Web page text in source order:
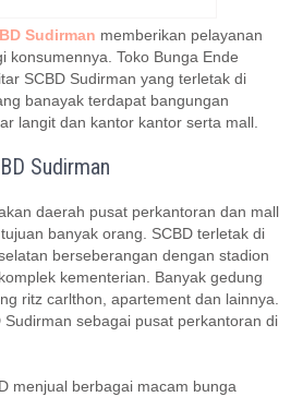
Sudirman memberikan pelayanan
konsumennya. Toko Bunga Ende
SCBD Sudirman yang terletak di
banayak terdapat bangungan
langit dan kantor kantor serta mall.
Sudirman
daerah pusat perkantoran dan mall
banyak orang. SCBD terletak di
berseberangan dengan stadion
kementerian. Banyak gedung
ritz carlthon, apartement dan lainnya.
Sudirman sebagai pusat perkantoran di
menjual berbagai macam bunga